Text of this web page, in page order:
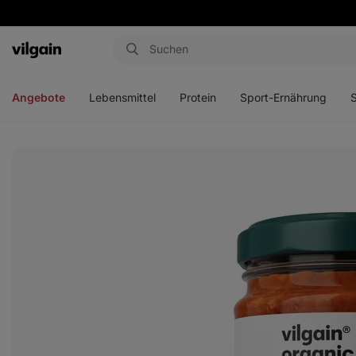
Aktin
Angebote Lebensmittel Protein Sport-Ernährung